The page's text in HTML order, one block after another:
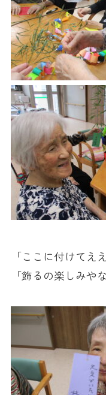
「ここに付けてえ
「飾るの楽しみや